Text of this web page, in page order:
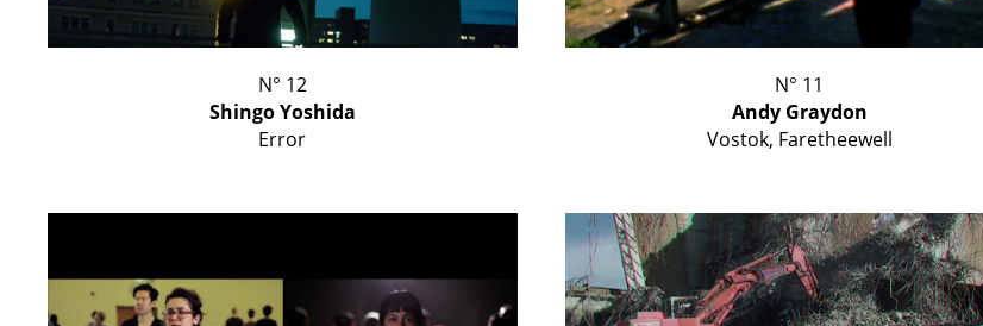
N° 12
Shingo Yoshida
Error
N° 11
Andy Graydon
Vostok, Faretheewell